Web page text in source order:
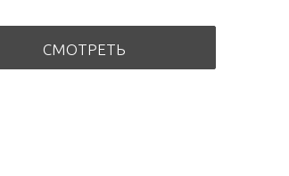
СМОТРЕТЬ